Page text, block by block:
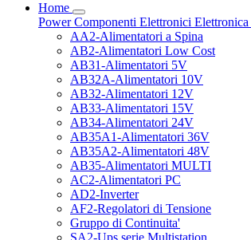
Home
PowerComponenti Elettronici Elettronica
AA2-Alimentatori a Spina
AB2-Alimentatori Low Cost
AB31-Alimentatori 5V
AB32A-Alimentatori 10V
AB32-Alimentatori 12V
AB33-Alimentatori 15V
AB34-Alimentatori 24V
AB35A1-Alimentatori 36V
AB35A2-Alimentatori 48V
AB35-Alimentatori MULTI
AC2-Alimentatori PC
AD2-Inverter
AF2-Regolatori di Tensione
Gruppo di Continuita'
SA2-Ups serie Multistation